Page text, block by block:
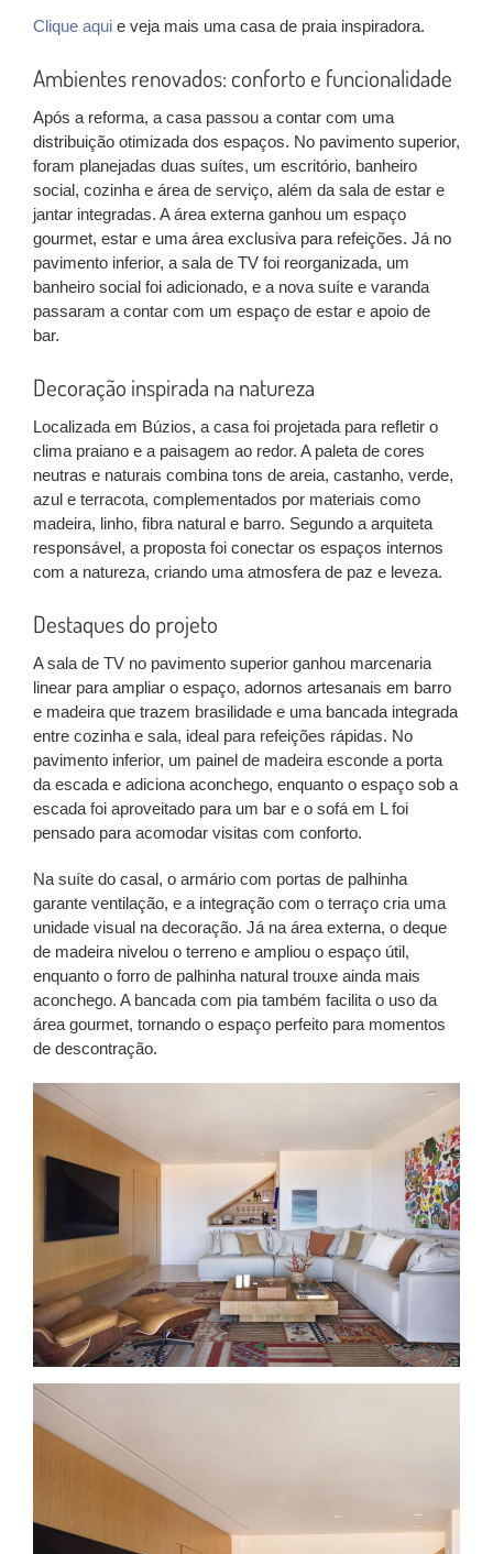
Clique aqui e veja mais uma casa de praia inspiradora.
Ambientes renovados: conforto e funcionalidade
Após a reforma, a casa passou a contar com uma
distribuição otimizada dos espaços. No pavimento superior,
foram planejadas duas suítes, um escritório, banheiro
social, cozinha e área de serviço, além da sala de estar e
jantar integradas. A área externa ganhou um espaço
gourmet, estar e uma área exclusiva para refeições. Já no
pavimento inferior, a sala de TV foi reorganizada, um
banheiro social foi adicionado, e a nova suíte e varanda
passaram a contar com um espaço de estar e apoio de
bar.
Decoração inspirada na natureza
Localizada em Búzios, a casa foi projetada para refletir o
clima praiano e a paisagem ao redor. A paleta de cores
neutras e naturais combina tons de areia, castanho, verde,
azul e terracota, complementados por materiais como
madeira, linho, fibra natural e barro. Segundo a arquiteta
responsável, a proposta foi conectar os espaços internos
com a natureza, criando uma atmosfera de paz e leveza.
Destaques do projeto
A sala de TV no pavimento superior ganhou marcenaria
linear para ampliar o espaço, adornos artesanais em barro
e madeira que trazem brasilidade e uma bancada integrada
entre cozinha e sala, ideal para refeições rápidas. No
pavimento inferior, um painel de madeira esconde a porta
da escada e adiciona aconchego, enquanto o espaço sob a
escada foi aproveitado para um bar e o sofá em L foi
pensado para acomodar visitas com conforto.
Na suíte do casal, o armário com portas de palhinha
garante ventilação, e a integração com o terraço cria uma
unidade visual na decoração. Já na área externa, o deque
de madeira nivelou o terreno e ampliou o espaço útil,
enquanto o forro de palhinha natural trouxe ainda mais
aconchego. A bancada com pia também facilita o uso da
área gourmet, tornando o espaço perfeito para momentos
de descontração.